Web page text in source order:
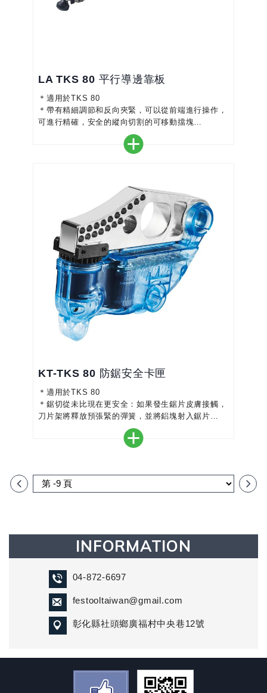
LA TKS 80 平行導邊靠板
＊適用於TKS 80
＊帶有精細調節和反向夾緊，可以從前端進行操作，
可進行精確，安全的縱向切割的可移動擋塊
＊用於固定安裝在台式圓鋸上的夾具
KT-TKS 80 防鋸安全卡匣
＊適用於TKS 80
＊鋸切從未比現在更安全：如果發生鋸片皮膚接觸，
刀片架將釋放預張緊的彈簧，並將鋁塊射入鋸片
＊觸發防鋸安全卡匣後，只需幾個簡單的步驟即可對
其進行更換防鋸安全卡匣
INFORMATION
04-872-6697
festooltaiwan@gmail.com
彰化縣社頭鄉廣福村中央巷12號